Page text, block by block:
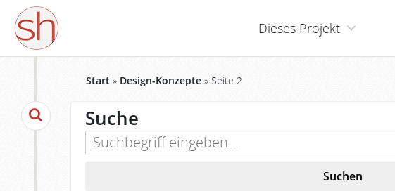
Dieses Projekt
Start » Design-Konzepte » Seite 2
Suche
Suchen